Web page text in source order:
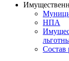
НПА
Состав